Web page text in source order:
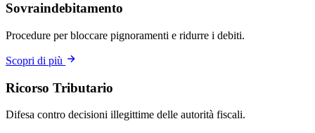
Sovraindebitamento
Procedure per bloccare pignoramenti e ridurre i debiti.
Scopri di più
Ricorso Tributario
Difesa contro decisioni illegittime delle autorità fiscali.